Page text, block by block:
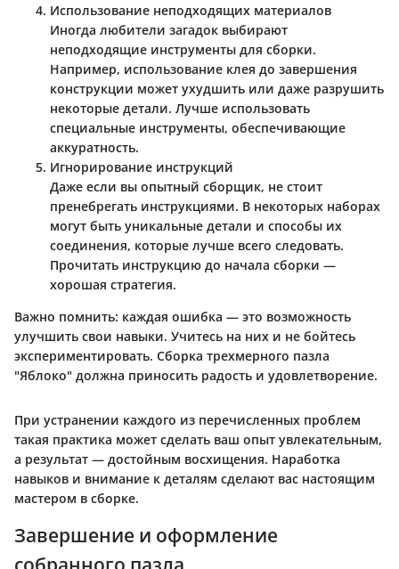
Использование неподходящих материалов
Иногда любители загадок выбирают
неподходящие инструменты для сборки.
Например, использование клея до завершения
конструкции может ухудшить или даже разрушить
некоторые детали. Лучше использовать
специальные инструменты, обеспечивающие
аккуратность.
Игнорирование инструкций
Даже если вы опытный сборщик, не стоит
пренебрегать инструкциями. В некоторых наборах
могут быть уникальные детали и способы их
соединения, которые лучше всего следовать.
Прочитать инструкцию до начала сборки —
хорошая стратегия.
Важно помнить: каждая ошибка — это возможность
улучшить свои навыки. Учитесь на них и не бойтесь
экспериментировать. Сборка трехмерного пазла
"Яблоко" должна приносить радость и удовлетворение.
При устранении каждого из перечисленных проблем
такая практика может сделать ваш опыт увлекательным,
а результат — достойным восхищения. Наработка
навыков и внимание к деталям сделают вас настоящим
мастером в сборке.
Завершение и оформление